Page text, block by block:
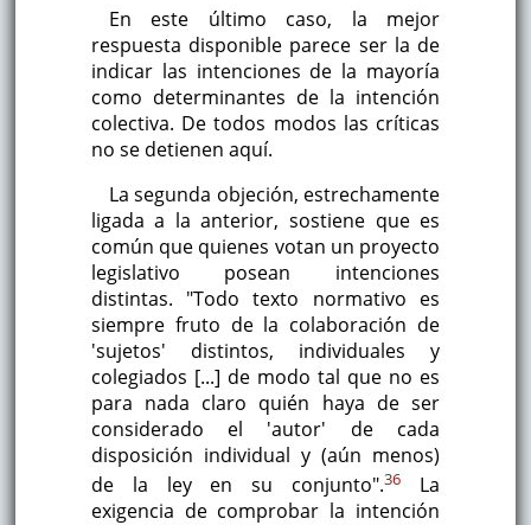
En este último caso, la mejor
respuesta disponible parece ser la de
indicar las intenciones de la mayoría
como determinantes de la intención
colectiva. De todos modos las críticas
no se detienen aquí.
La segunda objeción, estrechamente
ligada a la anterior, sostiene que es
común que quienes votan un proyecto
legislativo posean intenciones
distintas. "Todo texto normativo es
siempre fruto de la colaboración de
'sujetos' distintos, individuales y
colegiados [...] de modo tal que no es
para nada claro quién haya de ser
considerado el 'autor' de cada
disposición individual y (aún menos)
de la ley en su conjunto".36
La
exigencia de comprobar la intención